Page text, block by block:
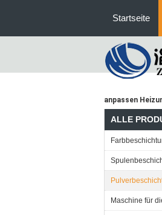
Startseite
anpassen
ALLE
Maschine für